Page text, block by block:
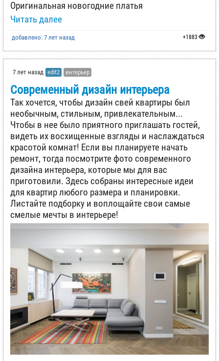
Оригинальная новогодние платья
Читать далее
добавлено: 7 лет назад +1883
7 лет назад edit2 интерьер
Современный дизайн интерьера
Так хочется, чтобы дизайн свей квартиры был
необычным, стильным, привлекательным...
Чтобы в нее было приятного приглашать гостей,
видеть их восхищенные взгляды и наслаждаться
красотой комнат! Если вы планируете начать
ремонт, тогда посмотрите фото современного
дизайна интерьера, которые мы для вас
приготовили. Здесь собраны интересные идеи
для квартир любого размера и планировки.
Листайте подборку и воплощайте свои самые
смелые мечты в интерьере!